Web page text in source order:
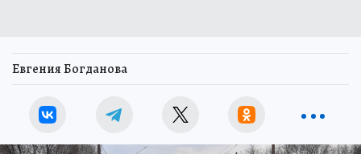
Евгения Богданова